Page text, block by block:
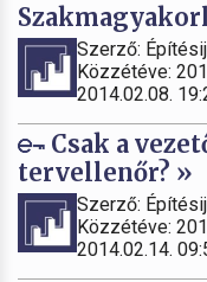
Szerző:
Közzétéve:
2014.02.08.
Csak a
tervellenőr? »
Szerző:
Közzétéve:
2014.02.14.